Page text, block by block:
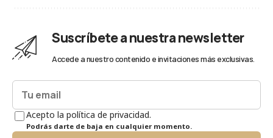
Suscríbete a nuestra newsletter
Accede a nuestro contenido e invitaciones más exclusivas.
Acepto la política de privacidad.
Podrás darte de baja en cualquier momento.